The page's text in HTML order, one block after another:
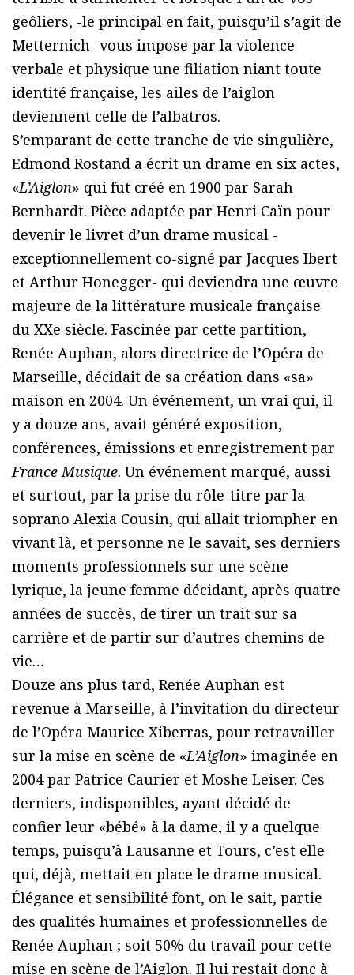
geôliers, -le principal en fait, puisqu’il s’agit de
Metternich- vous impose par la violence
verbale et physique une filiation niant toute
identité française, les ailes de l’aiglon
deviennent celle de l’albatros.
S’emparant de cette tranche de vie singulière,
Edmond Rostand a écrit un drame en six actes,
«L’Aiglon» qui fut créé en 1900 par Sarah
Bernhardt. Pièce adaptée par Henri Caïn pour
devenir le livret d’un drame musical -
exceptionnellement co-signé par Jacques Ibert
et Arthur Honegger- qui deviendra une œuvre
majeure de la littérature musicale française
du XXe siècle. Fascinée par cette partition,
Renée Auphan, alors directrice de l’Opéra de
Marseille, décidait de sa création dans «sa»
maison en 2004. Un événement, un vrai qui, il
y a douze ans, avait généré exposition,
conférences, émissions et enregistrement par
France Musique. Un événement marqué, aussi
et surtout, par la prise du rôle-titre par la
soprano Alexia Cousin, qui allait triompher en
vivant là, et personne ne le savait, ses derniers
moments professionnels sur une scène
lyrique, la jeune femme décidant, après quatre
années de succès, de tirer un trait sur sa
carrière et de partir sur d’autres chemins de
vie…
Douze ans plus tard, Renée Auphan est
revenue à Marseille, à l’invitation du directeur
de l’Opéra Maurice Xiberras, pour retravailler
sur la mise en scène de «L’Aiglon» imaginée en
2004 par Patrice Caurier et Moshe Leiser. Ces
derniers, indisponibles, ayant décidé de
confier leur «bébé» à la dame, il y a quelque
temps, puisqu’à Lausanne et Tours, c’est elle
qui, déjà, mettait en place le drame musical.
Élégance et sensibilité font, on le sait, partie
des qualités humaines et professionnelles de
Renée Auphan ; soit 50% du travail pour cette
mise en scène de l’Aiglon. Il lui restait donc à